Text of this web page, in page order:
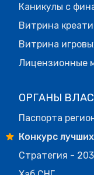
Каникулы с
Витрина
Витрина
Лицензионные
ОРГАНЫ
Паспорта
Конкурс
Стратегия -